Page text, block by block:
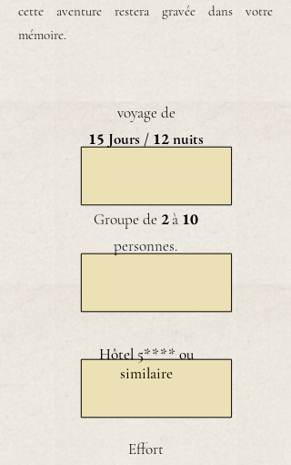
cette aventure restera gravée dans votre
mémoire.
voyage de
15 Jours / 12nuits
Groupe de 2 à 10
personnes.
Hôtel 5**** ou
similaire
Effort